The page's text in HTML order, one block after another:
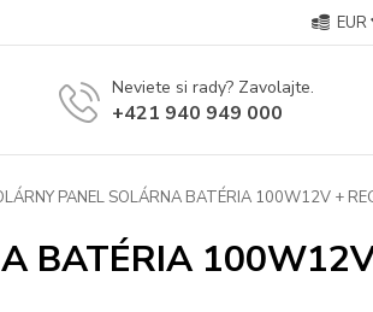
EUR
Neviete si rady? Zavolajte.
+421 940 949 000
PANEL SOLÁRNA BATÉRIA 100W12V +
BATÉRIA